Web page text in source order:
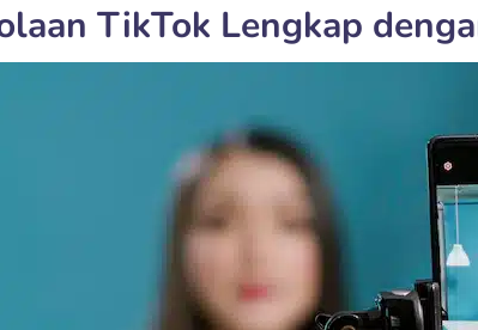
TikTok Lengkap